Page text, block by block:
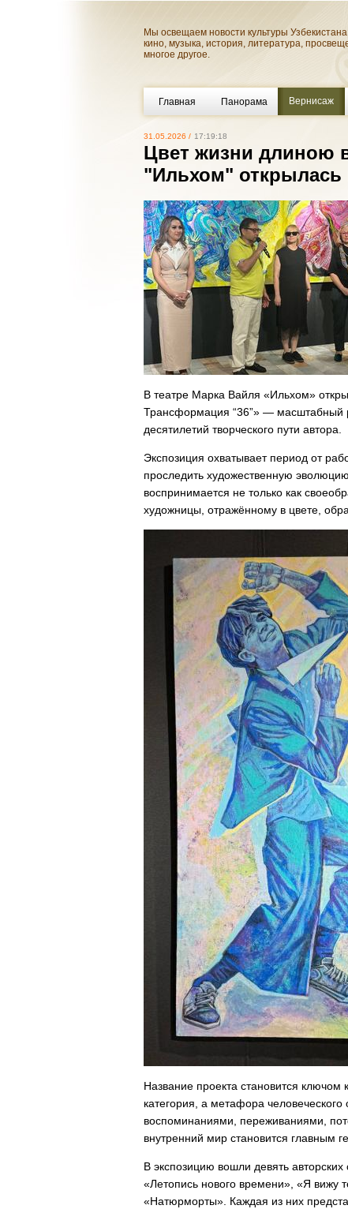
Мы освещаем новости культуры
кино, музыка, история, литература,
многое другое.
Главная Панорама Вернисаж
31.05.2026 / 17:19:18
Цвет жизни длиною
"Ильхом" открылась
В театре Марка Вайля «Ильхом»
Трансформация “36”» — масштабный
десятилетий творческого пути автора.
Экспозиция охватывает период от
проследить художественную
воспринимается не только как
художницы, отражённому в цвете,
Название проекта становится
категория, а метафора
воспоминаниями, переживаниями,
внутренний мир становится главным
В экспозицию вошли девять
«Летопись нового времени», «Я вижу
«Натюрморты». Каждая из них